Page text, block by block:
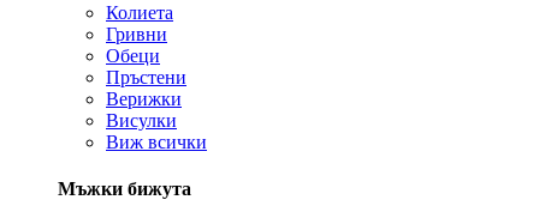
Колиета
Гривни
Обеци
Пръстени
Верижки
Висулки
Виж всички
Мъжки бижута